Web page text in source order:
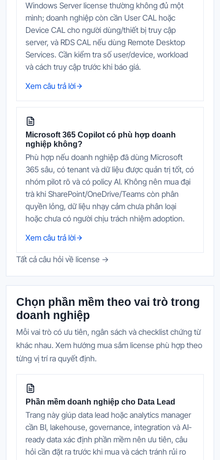
Windows Server license thường không đủ một
mình; doanh nghiệp còn cần User CAL hoặc
Device CAL cho người dùng/thiết bị truy cập
server, và RDS CAL nếu dùng Remote Desktop
Services. Cần kiểm tra số user/device, workload
và cách truy cập trước khi báo giá.
Xem câu trả lời
Microsoft 365 Copilot có phù hợp doanh
nghiệp không?
Phù hợp nếu doanh nghiệp đã dùng Microsoft
365 sâu, có tenant và dữ liệu được quản trị tốt, có
nhóm pilot rõ và có policy AI. Không nên mua đại
trà khi SharePoint/OneDrive/Teams còn phân
quyền lỏng, dữ liệu nhạy cảm chưa phân loại
hoặc chưa có người chịu trách nhiệm adoption.
Xem câu trả lời
Tất cả câu hỏi về license →
Chọn phần mềm theo vai trò trong
doanh nghiệp
Mỗi vai trò có ưu tiên, ngân sách và checklist chứng từ
khác nhau. Xem hướng mua sắm license phù hợp theo
từng vị trí ra quyết định.
Phần mềm doanh nghiệp cho Data Lead
Trang này giúp data lead hoặc analytics manager
cần BI, lakehouse, governance, integration và AI-
ready data xác định phần mềm nên ưu tiên, câu
hỏi cần đặt ra trước khi mua và cách tránh rủi ro